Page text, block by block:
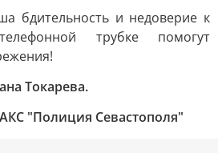
бдительность и недоверие к
трубке помогут
Токарева.
"Полиция Севастополя"